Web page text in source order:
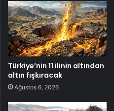
Türkiye’nin 11 ilinin altından
altın fışkıracak
Ağustos 6, 2026